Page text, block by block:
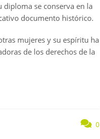
diploma se conserva en la
documento histórico.
mujeres y su espíritu ha
de los derechos de la
0